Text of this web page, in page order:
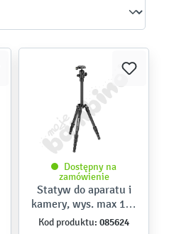
Dostępny na
zamówienie
Statyw do aparatu i
kamery, wys. max 143
cm
Kod produktu: 085624